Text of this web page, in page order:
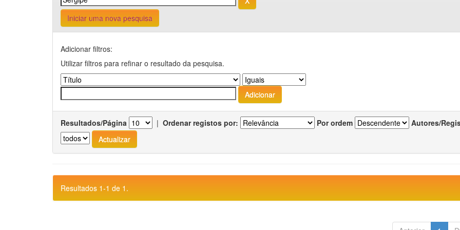
Iniciar uma nova pesquisa
Adicionar filtros:
Utilizar filtros para refinar o resultado da pesquisa.
Resultados/Página | Ordenar registos por: Por ordem Autores/
Resultados 1-1 de 1.